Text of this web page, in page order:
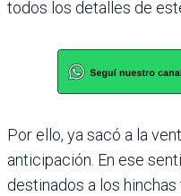
todos los detalles de
Por ello, ya sacó a la
anticipación. En ese
destinados a los